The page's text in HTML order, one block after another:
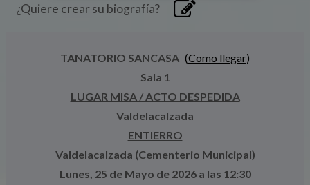
¿Quiere crear su biografía?
TANATORIO SANCASA (Como llegar)
Sala 1
LUGAR MISA / ACTO DESPEDIDA
Valdelacalzada
ENTIERRO
Valdelacalzada (Cementerio Municipal)
Lunes, 25 de Mayo de 2026 a las 12:30